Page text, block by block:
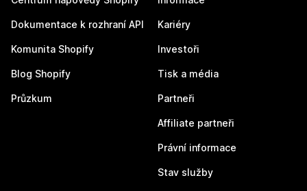
Dokumentace k rozhraní API
Komunita Shopify
Blog Shopify
Průzkum
Kariéry
Investoři
Tisk a média
Partneři
Affiliate partneři
Právní informace
Stav služby